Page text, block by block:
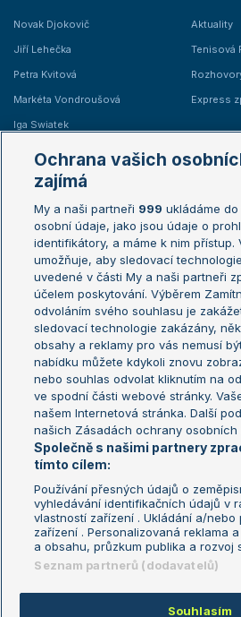
Novak Djokovič
Jiří Lehečka
Petra Kvitová
Markéta Vondroušová
Iga Swiatek
Aktuality
Tenisová
Express
Žebříčky
Žebříček ATP (muži)
Žebříček WTA (ženy)
Sázkařský žebříček
Australian
French
Wimbledon
US Open
Turnaj
Turnaj
Aktualní trendy
Fotbalové přestupy
Livesport Daily
LS Prague Open
Podmínky užití
GDPR a žurnalistika
Reklama
Kontakt
údajů
Ochrana vašich
zajímá
My a naši partneři 999 ukládáme
osobní údaje, jako jsou údaje o
identifikátory, a máme k nim přístup.
umožňuje, aby sledovací
uvedené v části My a naši partneři
účelem poskytování. Výběrem
odvoláním svého souhlasu je
sledovací technologie zakázány,
obsahy a reklamy pro vás nemusí
nabídku můžete kdykoli znovu
nebo souhlas odvolat kliknutím na
ve spodní části webové stránky.
našem Internetová stránka. Další
našich Zásadách ochrany osobních
Společně s našimi partnery
tímto cílem:
Používání přesných údajů o
vyhledávání identifikačních údajů v
vlastností zařízení . Ukládání a/
zařízení . Personalizovaná reklama
a obsahu, průzkum publika a rozvoj
Seznam partnerů (dodavatelů)
Souhlasím